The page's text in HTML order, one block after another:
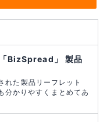
BizSpread」 製品
れた製品リーフレット
分かりやすくまとめてあ